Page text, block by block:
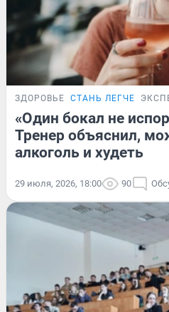
ЗДОРОВЬЕ СТАНЬ ЛЕГЧЕ
«Один бокал не
Тренер объяснил,
алкоголь и худеть
29 июля, 2026, 18:00 90